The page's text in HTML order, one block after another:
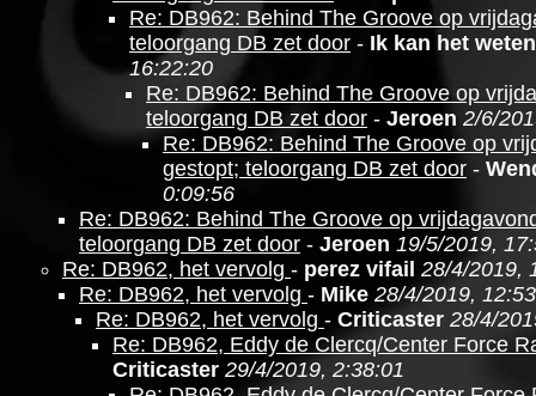
Re: DB962: Behind The Groove op
teloorgang DB zet door - Ik kan het weten
16:22:20
Re: DB962: Behind The Groove op
teloorgang DB zet door - Jeroen 2/6/
Re: DB962: Behind The Groove op
gestopt; teloorgang DB zet door -
0:09:56
Re: DB962: Behind The Groove op
teloorgang DB zet door - Jeroen 19/5/2019,
Re: DB962, het vervolg - perez vifail 28/4/2019,
Re: DB962, het vervolg - Mike 28/4/2019,
Re: DB962, het vervolg - Criticaster 28/4/
Re: DB962, Eddy de Clercq/Center Force
Criticaster 29/4/2019, 2:38:01